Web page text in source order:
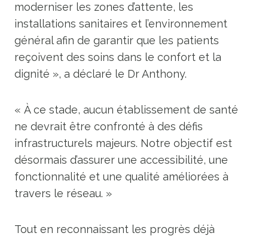
moderniser les zones d’attente, les
installations sanitaires et l’environnement
général afin de garantir que les patients
reçoivent des soins dans le confort et la
dignité », a déclaré le Dr Anthony.
« À ce stade, aucun établissement de santé
ne devrait être confronté à des défis
infrastructurels majeurs. Notre objectif est
désormais d’assurer une accessibilité, une
fonctionnalité et une qualité améliorées à
travers le réseau. »
Tout en reconnaissant les progrès déjà